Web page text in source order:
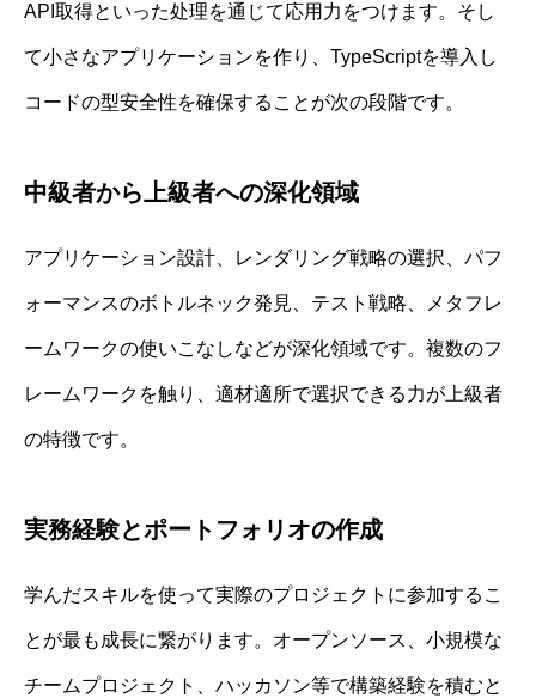
API取得といった处理を通じて応用力をつけます。そし
て小さなアプリケーションを作り、TypeScriptを導入し
コードの型安全性を確保することが次の段階です。
中級者から上級者への深化領域
アプリケーション設計、レンダリング戦略の選択、パフ
ォーマンスのボトルネック発見、テスト戦略、メタフレ
ームワークの使いこなしなどが深化領域です。複数のフ
レームワークを触り、適材適所で選択できる力が上級者
の特徴です。
実務経験とポートフォリオの作成
学んだスキルを使って実際のプロジェクトに参加するこ
とが最も成長に繋がります。オープンソース、小規模な
チームプロジェクト、ハッカソン等で構築経験を積むと